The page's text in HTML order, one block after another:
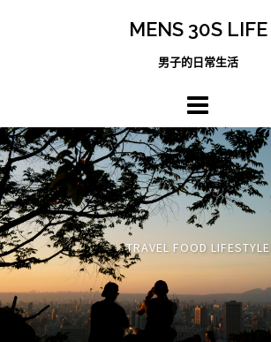
MENS 30S LIFE
男子的日常生活
TRAVEL FOOD LIFESTYLE